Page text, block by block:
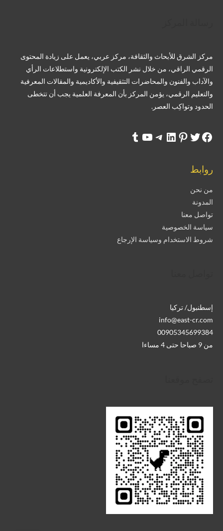
مركز الشرق للأبحاث والثقافة، مركز عربي، يعمل على زيادة المحتوى
الرقمي الراقي، من خلال نشر الكتب الإلكترونية واستطلاعات الرأي
والآداب والفنون والمحاضرات التثقيفية والأكاديمية والمقالات المعرفية
والتعليم الرقمي، يؤمن المركز بأن المعرفة العلمية يجب أن تتخطى
الحدود وتواكِب العصر.
روابط
من نحن
المدونة
تواصل معنا
سياسة الخصوصية
شروط الاستخدام وسياسة الإرجاع
إسطنبول/ تركيا
info@east-cr.com
00905345699384
من 9 صباحا حتى 4 مساءا